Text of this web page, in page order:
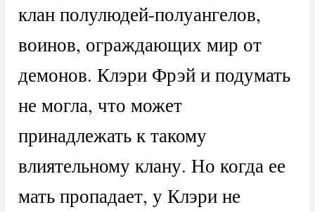
клан полулюдей-полуангелов,
воинов, ограждающих мир от
демонов. Клэри Фрэй и подумать
не могла, что может
принадлежать к такому
влиятельному клану. Но когда ее
мать пропадает, у Клэри не